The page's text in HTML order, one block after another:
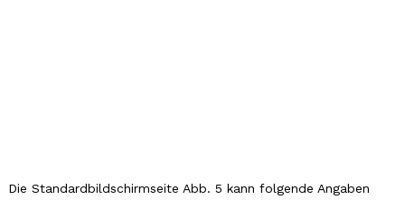
Die Standardbildschirmseite Abb. 5 kann folgende Angaben